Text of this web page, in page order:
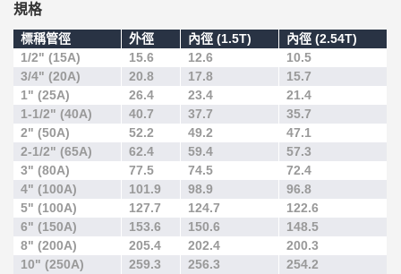
規格
標稱管徑 外徑 內徑 (1.5T)
內徑 (2.54T)
1/2" (15A)
15.6 12.6
10.5
3/4" (20A)
20.8 17.8
15.7
1" (25A)
26.4 23.4
21.4
1-1/2" (40A)
40.7 37.7
35.7
2" (50A)
52.2 49.2
47.1
2-1/2" (65A)
62.4 59.4
57.3
3" (80A)
77.5 74.5
72.4
4" (100A)
101.9 98.9
96.8
5" (100A)
127.7 124.7
122.6
6" (150A)
153.6 150.6
148.5
8" (200A)
205.4 202.4
200.3
10" (250A)
259.3 256.3
254.2